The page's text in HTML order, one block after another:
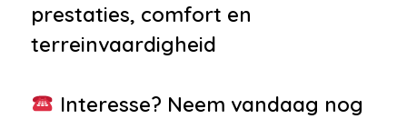
prestaties, comfort en
terreinvaardigheid
Interesse? Neem vandaag nog